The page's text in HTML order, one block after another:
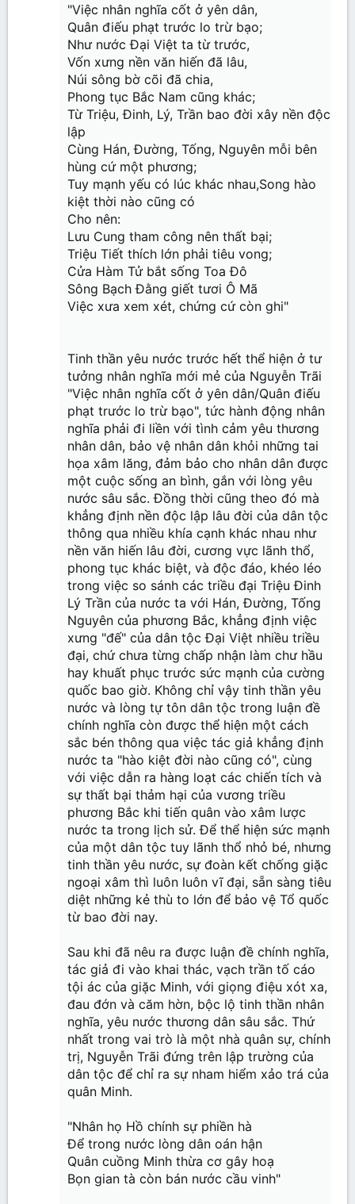
"Việc nhân nghĩa cốt ở yên dân,
Quân điếu phạt trước lo trừ bạo;
Như nước Đại Việt ta từ trước,
Vốn xưng nền văn hiến đã lâu,
Núi sông bờ cõi đã chia,
Phong tục Bắc Nam cũng khác;
Từ Triệu, Đinh, Lý, Trần bao đời xây nền độc
lập
Cùng Hán, Đường, Tống, Nguyên mỗi bên
hùng cứ một phương;
Tuy mạnh yếu có lúc khác nhau,Song hào
kiệt thời nào cũng có
Cho nên:
Lưu Cung tham công nên thất bại;
Triệu Tiết thích lớn phải tiêu vong;
Cửa Hàm Tử bắt sống Toa Đô
Sông Bạch Đằng giết tươi Ô Mã
Việc xưa xem xét, chứng cứ còn ghi"
Tinh thần yêu nước trước hết thể hiện ở tư
tưởng nhân nghĩa mới mẻ của Nguyễn Trãi
"Việc nhân nghĩa cốt ở yên dân/Quân điếu
phạt trước lo trừ bạo", tức hành động nhân
nghĩa phải đi liền với tình cảm yêu thương
nhân dân, bảo vệ nhân dân khỏi những tai
họa xâm lăng, đảm bảo cho nhân dân được
một cuộc sống an bình, gắn với lòng yêu
nước sâu sắc. Đồng thời cũng theo đó mà
khẳng định nền độc lập lâu đời của dân tộc
thông qua nhiều khía cạnh khác nhau như
nền văn hiến lâu đời, cương vực lãnh thổ,
phong tục khác biệt, và độc đáo, khéo léo
trong việc so sánh các triều đại Triệu Đinh
Lý Trần của nước ta với Hán, Đường, Tống
Nguyên của phương Bắc, khẳng định việc
xưng "đế" của dân tộc Đại Việt nhiều triều
đại, chứ chưa từng chấp nhận làm chư hầu
hay khuất phục trước sức mạnh của cường
quốc bao giờ. Không chỉ vậy tinh thần yêu
nước và lòng tự tôn dân tộc trong luận đề
chính nghĩa còn được thể hiện một cách
sắc bén thông qua việc tác giả khẳng định
nước ta "hào kiệt đời nào cũng có", cùng
với việc dẫn ra hàng loạt các chiến tích và
sự thất bại thảm hại của vương triều
phương Bắc khi tiến quân vào xâm lược
nước ta trong lịch sử. Để thể hiện sức mạnh
của một dân tộc tuy lãnh thổ nhỏ bé, nhưng
tinh thần yêu nước, sự đoàn kết chống giặc
ngoại xâm thì luôn luôn vĩ đại, sẵn sàng tiêu
diệt những kẻ thù to lớn để bảo vệ Tổ quốc
từ bao đời nay.
Sau khi đã nêu ra được luận đề chính nghĩa,
tác giả đi vào khai thác, vạch trần tố cáo
tội ác của giặc Minh, với giọng điệu xót xa,
đau đớn và căm hờn, bộc lộ tinh thần nhân
nghĩa, yêu nước thương dân sâu sắc. Thứ
nhất trong vai trò là một nhà quân sự, chính
trị, Nguyễn Trãi đứng trên lập trường của
dân tộc để chỉ ra sự nham hiểm xảo trá của
quân Minh.
"Nhân họ Hồ chính sự phiền hà
Để trong nước lòng dân oán hận
Quân cuồng Minh thừa cơ gây hoạ
Bọn gian tà còn bán nước cầu vinh"